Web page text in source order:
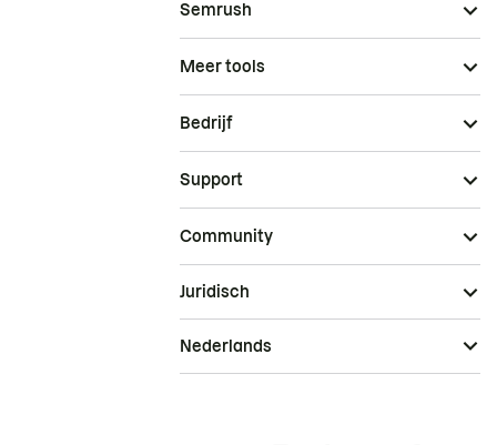
Semrush
Meer tools
Bedrijf
Support
Community
Juridisch
Nederlands